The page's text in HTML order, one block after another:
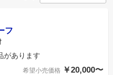
フ
があります
希望小売価格 ￥20,000〜